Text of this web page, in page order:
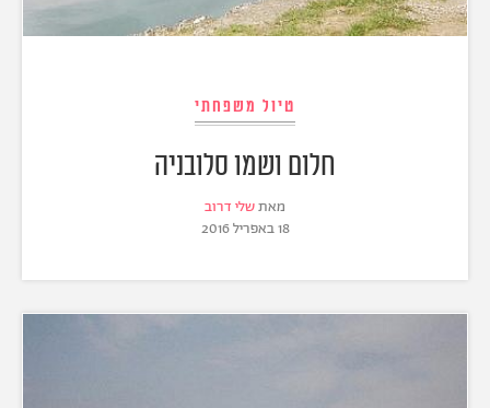
טיול משפחתי
חלום ושמו סלובניה
מאתשלי דרוב
18 באפריל 2016